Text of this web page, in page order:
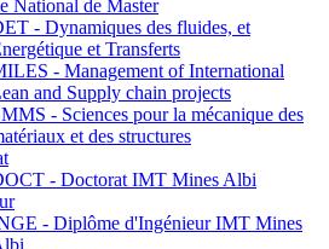
National de Master
- Dynamiques des fluides, et
et Transferts
- Management of International
and Supply chain projects
- Sciences pour la mécanique des
et des structures
- Doctorat IMT Mines Albi
- Diplôme d'Ingénieur IMT Mines